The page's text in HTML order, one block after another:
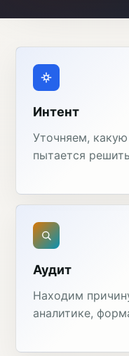
Интент
Уточняем,
пытается
Аудит
Находим
аналитике,